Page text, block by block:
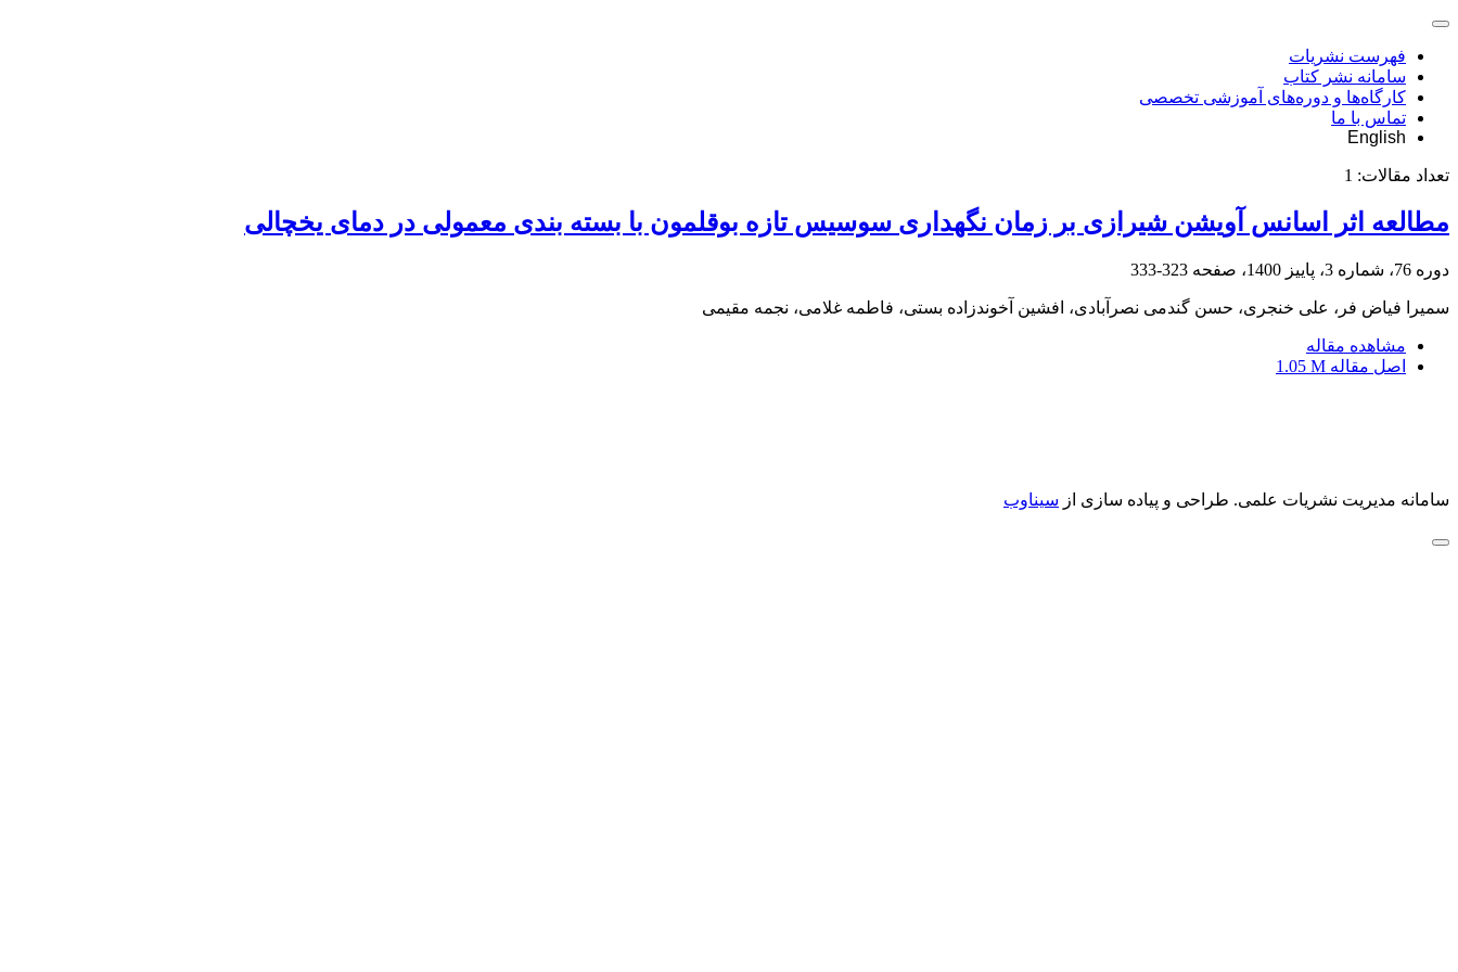
فهرست نشریات
سامانه نشر کتاب
کارگاه‌ها و دوره‌های آموزشی تخصصی
تماس با ما
English
تعداد مقالات: 1
مطالعه اثر اسانس آویشن شیرازی بر زمان نگهداری سوسیس تازه بوقلمون با بسته بندی معمولی در دمای یخچالی
دوره 76، شماره 3، پاییز 1400، صفحه 323-333
سمیرا فیاض فر، علی خنجری، حسن گندمی نصرآبادی، افشین آخوندزاده بستی، فاطمه غلامی، نجمه مقیمی
مشاهده مقاله
اصل مقاله 1.05 M
سامانه مدیریت نشریات علمی. طراحی و پیاده سازی از سیناوب